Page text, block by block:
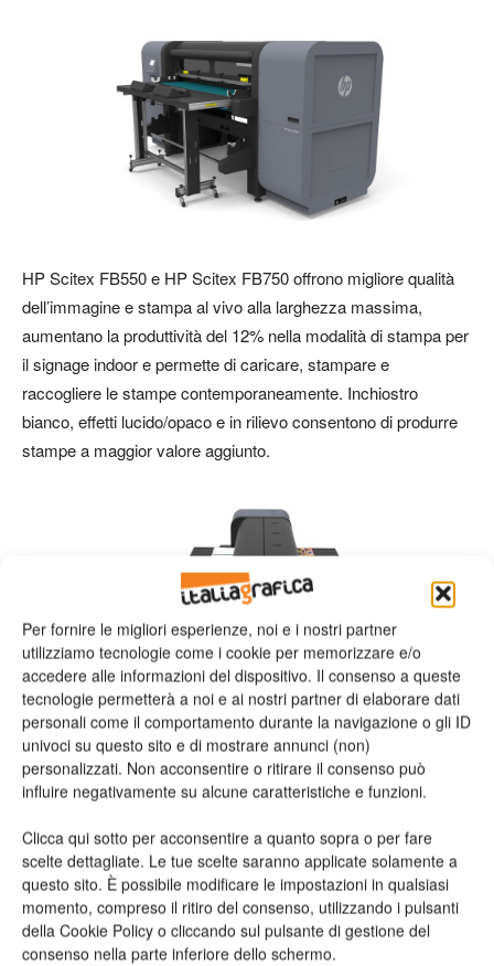
Per fornire le migliori esperienze, noi e i nostri partner
utilizziamo tecnologie come i cookie per memorizzare e/o
accedere alle informazioni del dispositivo. Il consenso a queste
tecnologie permetterà a noi e ai nostri partner di elaborare dati
personali come il comportamento durante la navigazione o gli ID
univoci su questo sito e di mostrare annunci (non)
personalizzati. Non acconsentire o ritirare il consenso può
influire negativamente su alcune caratteristiche e funzioni.
Clicca qui sotto per acconsentire a quanto sopra o per fare
scelte dettagliate. Le tue scelte saranno applicate solamente a
questo sito. È possibile modificare le impostazioni in qualsiasi
momento, compreso il ritiro del consenso, utilizzando i pulsanti
della Cookie Policy o cliccando sul pulsante di gestione del
consenso nella parte inferiore dello schermo.
HP Scitex FB550 e HP Scitex FB750 offrono migliore qualità
dell’immagine e stampa al vivo alla larghezza massima,
aumentano la produttività del 12% nella modalità di stampa per
il signage indoor e permette di caricare, stampare e
raccogliere le stampe contemporaneamente. Inchiostro
bianco, effetti lucido/opaco e in rilievo consentono di produrre
stampe a maggior valore aggiunto.
HP Scitex 11000 Industrial Press
Versatilità, qualità e produttività per aumentare il valore
aggiunto in una gamma di applicazioni più ampie, aumentando
la durata delle stampe